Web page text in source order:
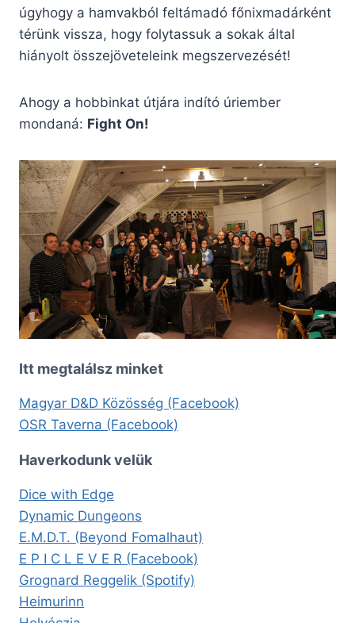
úgyhogy a hamvakból feltámadó főnixmadárként
térünk vissza, hogy folytassuk a sokak által
hiányolt összejöveteleink megszervezését!
Ahogy a hobbinkat útjára indító úriember
mondaná: Fight On!
Itt megtalálsz minket
Magyar D&D Közösség (Facebook)
OSR Taverna (Facebook)
Haverkodunk velük
Dice with Edge
Dynamic Dungeons
E.M.D.T. (Beyond Fomalhaut)
E P I C L E V E R (Facebook)
Grognard Reggelik (Spotify)
Heimurinn